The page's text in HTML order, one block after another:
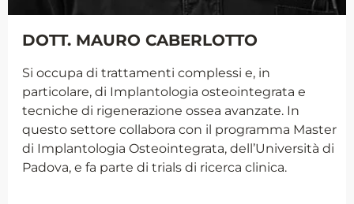
DOTT. MAURO CABERLOTTO
Si occupa di trattamenti complessi e, in
particolare, di Implantologia osteointegrata e
tecniche di rigenerazione ossea avanzate. In
questo settore collabora con il programma Master
di Implantologia Osteointegrata, dell’Università di
Padova, e fa parte di trials di ricerca clinica.